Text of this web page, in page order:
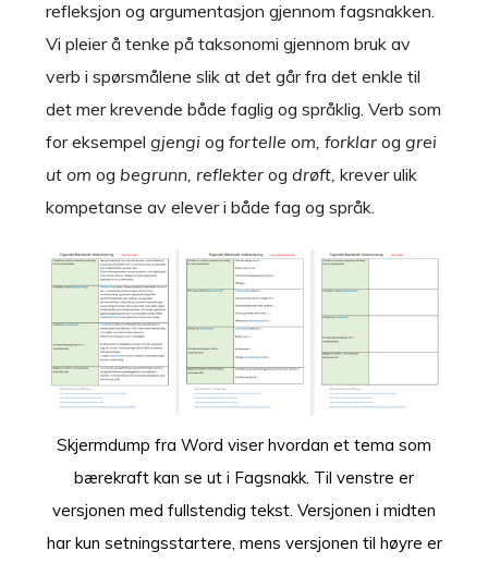
refleksjon og argumentasjon gjennom fagsnakken.
Vi pleier å tenke på taksonomi gjennom bruk av
verb i spørsmålene slik at det går fra det enkle til
det mer krevende både faglig og språklig. Verb som
for eksempelgjengi og fortelle om, forklarog grei
ut omog begrunn, reflekterog drøft,krever ulik
kompetanse av elever i både fag og språk.
Skjermdump fra Word viser hvordan et tema som
bærekraft kan se ut i Fagsnakk. Til venstre er
versjonen med fullstendig tekst. Versjonen i midten
har kun setningsstartere, mens versjonen til høyre er